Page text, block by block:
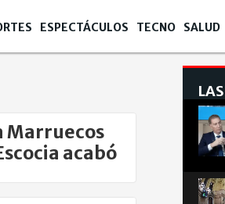
ESPECTÁCULOS TECNO SALUD
Marruecos
acabó